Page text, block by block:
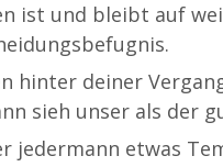
ist und bleibt auf
hinter deiner
sieh unser als der
jedermann etwas